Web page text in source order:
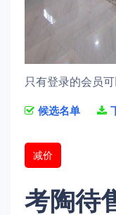
只有登录的会员
候选名单
减价
考陶待